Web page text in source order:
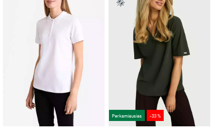
Perkamiausias -33 %